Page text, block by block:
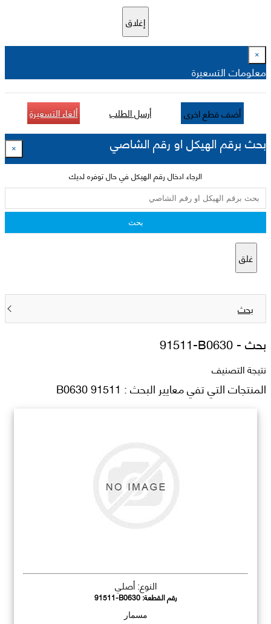
إغلاق
×
معلومات التسعيرة
أضف قطع اخرى أرسل الطلب ألغاء التسعيرة
بحث برقم الهيكل او رقم الشاصي ×
الرجاء ادخال رقم الهيكل في حال توفره لديك
بحث
غلق
بحث
بحث -91511-B0630
نتيجة التصنيف
المنتجات التي تفي معايير البحث : 91511 B0630
النوع: أصلي
رقم القطعة:91511-B0630
مسمار